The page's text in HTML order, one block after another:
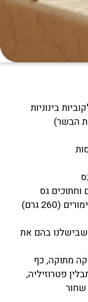
5) חתוך לקוביות בינוניות
הבשר)
גרם)
שבישלנו בהם את
מתוקה, כף
פטרוזיליה,